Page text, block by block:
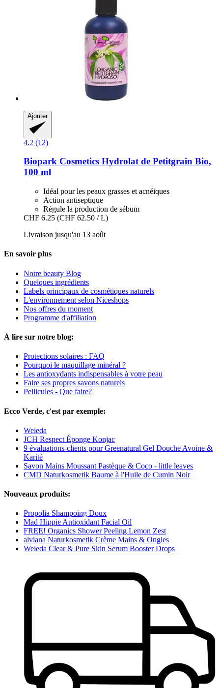
Ajouter
4.2 (12)
Biopark Cosmetics Hydrolat de Petitgrain Bio,
100 ml
Idéal pour les peaux grasses et acnéiques
Action antiseptique
Régule la production de sébum
CHF 6.25 (CHF 62.50 / L)
Livraison jusqu'au 13 août
En savoir plus
Notre beauty Blog
Quelques ingrédients
Labels principaux de cosmétiques naturels
L'environnement selon Niceshops
Nos offres du moment
Programme d'affiliation
À lire sur notre blog:
Protections solaires : FAQ
Pourquoi le maquillage minéral ?
Les antioxydants indispensables à votre peau
Faire ses propres savons naturels
Pellicules - Que faire?
Ecco Verde, c'est par exemple:
Weleda
JCH Respect Éponge Konjac
9 évaluations-clients pour Greenatural Gel Douche Avoine &
Karité
Savon Mains Moussant Pastèque & Coco - little leaves
CMD Naturkosmetik Baume à l'Huile de Cumin Noir
Nouveaux produits:
Propolia Shampoing Doux
Mad Hippie Antioxidant Facial Oil
FREE! Organics Shower Peeling Lemon Zest
alviana Naturkosmetik Crème Mains & Ongles
Weleda Clear & Pure Skin Serum Booster Drops